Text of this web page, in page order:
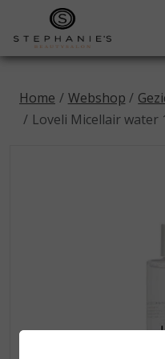
Home Webshop
Loveli Micellair water